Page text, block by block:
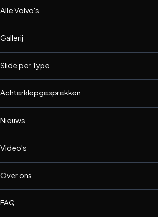
Alle Volvo's
Gallerij
Slide per Type
Achterklepgesprekken
Nieuws
Video's
Over ons
FAQ